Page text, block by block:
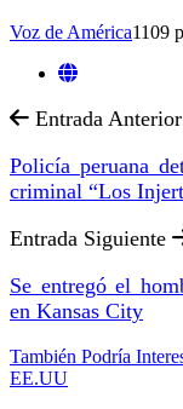
Voz de América1109
Entrada Anterior
Policía peruana
criminal “Los
Entrada Siguiente
Se entregó el
en Kansas City
También Podría
EE.UU